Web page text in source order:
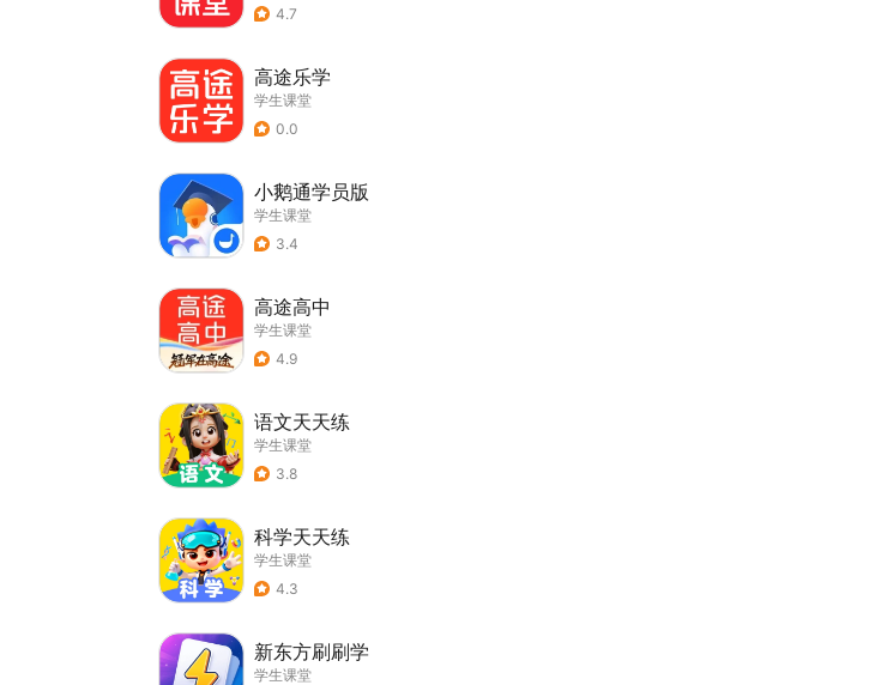
4.7
高途乐学
学生课堂
0.0
小鹅通学员版
学生课堂
3.4
高途高中
学生课堂
4.9
语文天天练
学生课堂
3.8
科学天天练
学生课堂
4.3
新东方刷刷学
学生课堂